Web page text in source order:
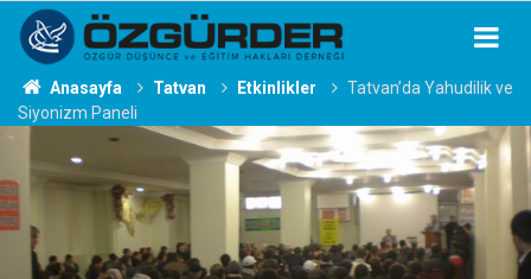
Anasayfa Tatvan Etkinlikler
Tatvan’da Yahudilik ve
Siyonizm Paneli